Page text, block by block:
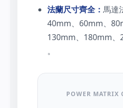
法蘭尺寸齊全： 馬達
40mm、60mm、
130mm、180mm、
。
POWER MATRIX